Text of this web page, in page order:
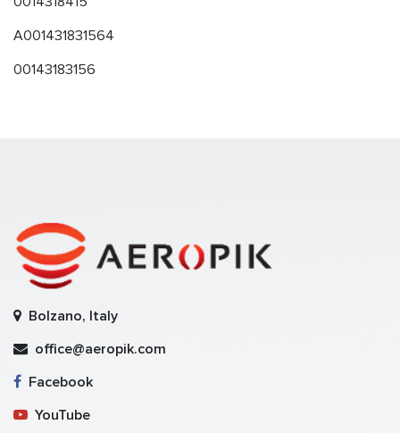
A001431831564
00143183156
Bolzano, Italy
office@aeropik.com
Facebook
YouTube